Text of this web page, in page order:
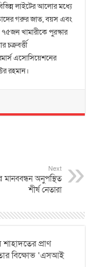
লাইটের আলোর মধ্যে
গরুর জাত, বয়স এবং
৭৫জন খামারীকে পুরস্কার
এসোসিয়েশনের
রহমান।
Next
অনুপস্থিত
শীর্ষ নেতারা
প্রাণ
বিক্ষোভ ‘এসআই